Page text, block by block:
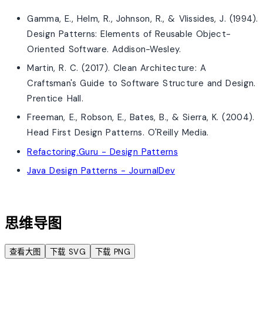
Gamma, E., Helm, R., Johnson, R., & Vlissides, J. (1994).
Design Patterns: Elements of Reusable Object-
Oriented Software. Addison-Wesley.
Martin, R. C. (2017). Clean Architecture: A
Craftsman's Guide to Software Structure and Design.
Prentice Hall.
Freeman, E., Robson, E., Bates, B., & Sierra, K. (2004).
Head First Design Patterns. O'Reilly Media.
Refactoring.Guru - Design Patterns
Java Design Patterns - JournalDev
思维导图
查看大图 下载 SVG 下载 PNG